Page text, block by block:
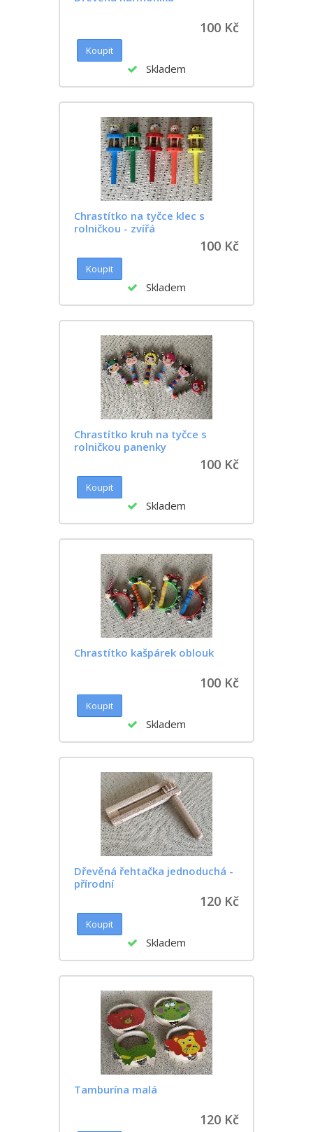
100 Kč
Skladem
Chrastítko na tyčce klec s
rolničkou - zvířá
100 Kč
Skladem
Chrastítko kruh na tyčce s
rolničkou panenky
100 Kč
Skladem
Chrastítko kašpárek oblouk
100 Kč
Skladem
Dřevěná řehtačka jednoduchá -
přírodní
120 Kč
Skladem
Tamburína malá
120 Kč